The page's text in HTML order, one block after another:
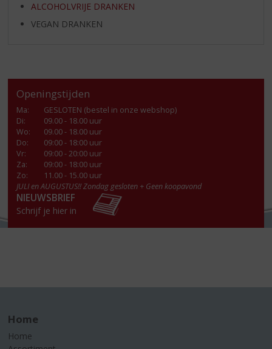
ALCOHOLVRIJE DRANKEN
VEGAN DRANKEN
Openingstijden
Ma:
GESLOTEN (bestel in onze webshop)
Di:
09.00 - 18.00 uur
Wo:
09.00 - 18.00 uur
Do:
09:00 - 18:00 uur
Vr:
09:00 - 20:00 uur
Za:
09:00 - 18:00 uur
Zo:
11.00 - 15.00 uur
JULI en AUGUSTUS!! Zondag gesloten + Geen koopavond
NIEUWSBRIEF
Schrijf je hier in
Home
Home